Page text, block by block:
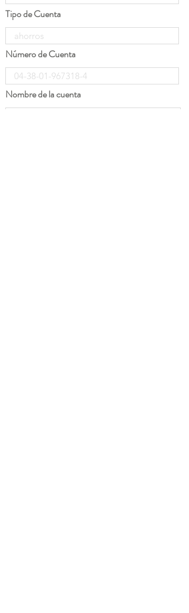
Tipo de Cuenta
Número de Cuenta
Nombre de la cuenta